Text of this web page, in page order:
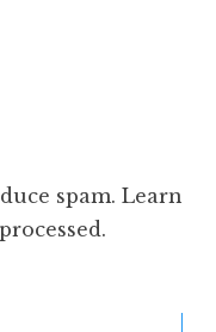
spam. Learn